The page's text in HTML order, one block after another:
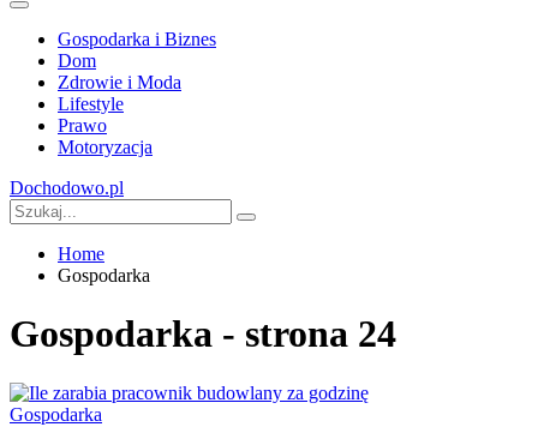
Gospodarka i Biznes
Dom
Zdrowie i Moda
Lifestyle
Prawo
Motoryzacja
Dochodowo.pl
Home
Gospodarka
Gospodarka - strona 24
Gospodarka